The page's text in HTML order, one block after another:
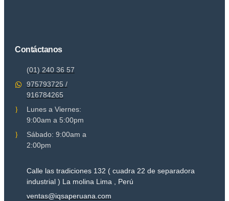
Contáctanos
(01) 240 36 57
975793725 /
916784265
Lunes a Viernes:
9:00am a 5:00pm
Sábado: 9:00am a
2:00pm
Calle las tradiciones 132 ( cuadra 22 de separadora
industrial ) La molina Lima , Perú
ventas@iqsaperuana.com